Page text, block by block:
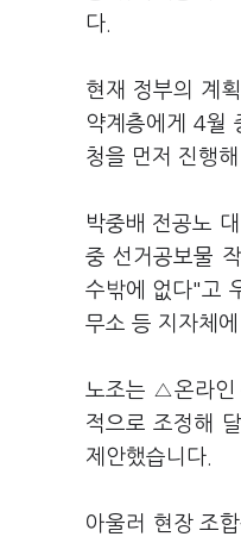
다.
현재 정부의 계
약계층에게 4월
청을 먼저 진행
박중배 전공노
중 선거공보물
수밖에 없다"고
무소 등 지자체
노조는 △온라인
적으로 조정해
제안했습니다.
아울러 현장 조